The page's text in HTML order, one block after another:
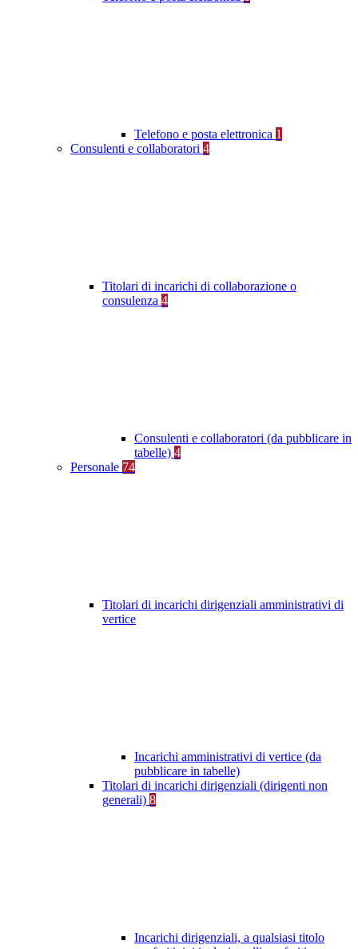
Telefono e posta elettronica 1
Consulenti e collaboratori 4
Titolari di incarichi di collaborazione o
consulenza 4
Consulenti e collaboratori (da pubblicare in
tabelle) 4
Personale 74
Titolari di incarichi dirigenziali amministrativi di
vertice
Incarichi amministrativi di vertice (da
pubblicare in tabelle)
Titolari di incarichi dirigenziali (dirigenti non
generali) 8
Incarichi dirigenziali, a qualsiasi titolo